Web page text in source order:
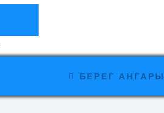
БЕРЕГ АНГАРЫ